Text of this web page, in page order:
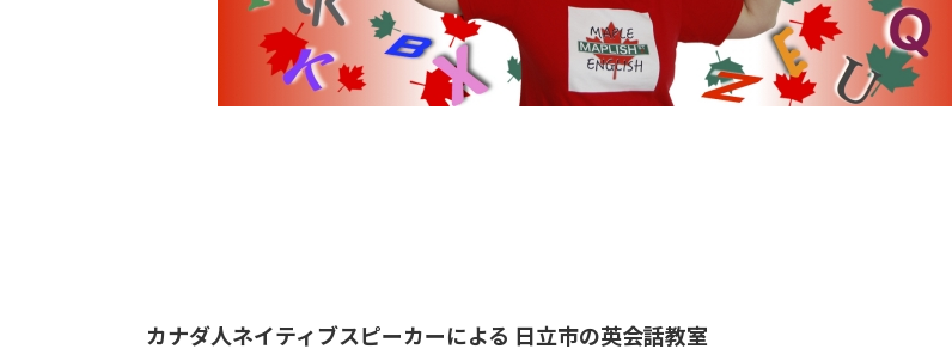
カナダ人ネイティブスピーカーによる 日立市の英会話教室